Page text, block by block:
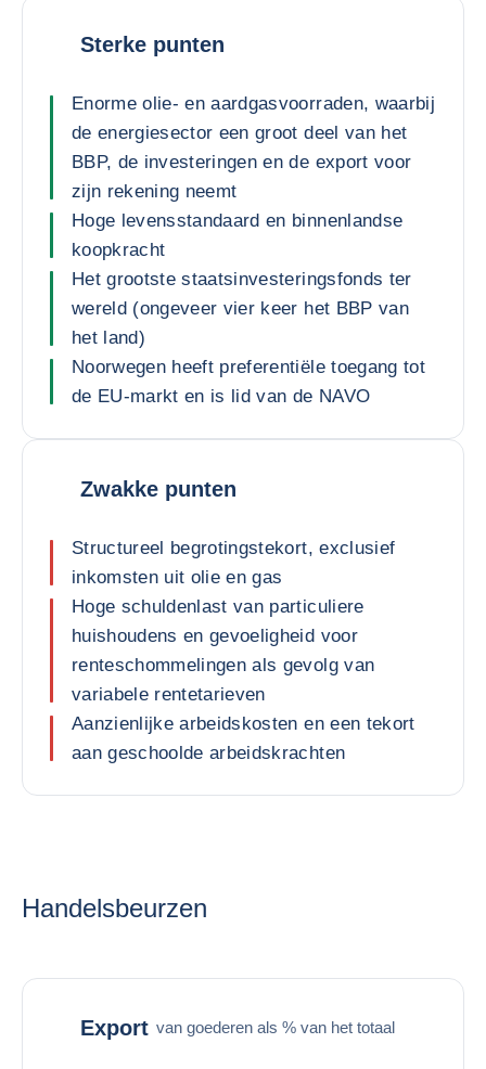
Sterke punten
Enorme olie- en aardgasvoorraden, waarbij
de energiesector een groot deel van het
BBP, de investeringen en de export voor
zijn rekening neemt
Hoge levensstandaard en binnenlandse
koopkracht
Het grootste staatsinvesteringsfonds ter
wereld (ongeveer vier keer het BBP van
het land)
Noorwegen heeft preferentiële toegang tot
de EU-markt en is lid van de NAVO
Zwakke punten
Structureel begrotingstekort, exclusief
inkomsten uit olie en gas
Hoge schuldenlast van particuliere
huishoudens en gevoeligheid voor
renteschommelingen als gevolg van
variabele rentetarieven
Aanzienlijke arbeidskosten en een tekort
aan geschoolde arbeidskrachten
Handelsbeurzen
Export van goederen als % van het totaal